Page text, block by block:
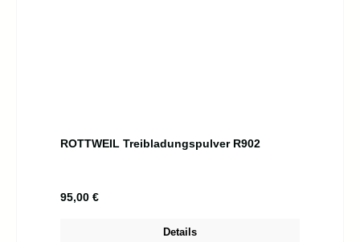
ROTTWEIL Treibladungspulver R902
Regulärer Preis:
95,00 €
Details